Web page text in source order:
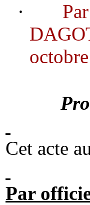
·
Cet acte
Par